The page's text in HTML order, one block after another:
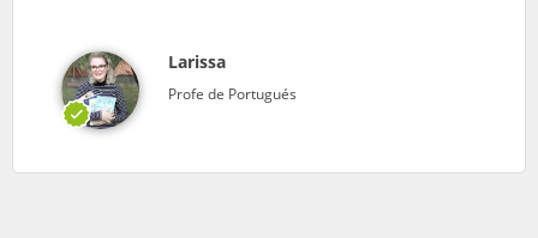
Larissa
Profe de Portugués